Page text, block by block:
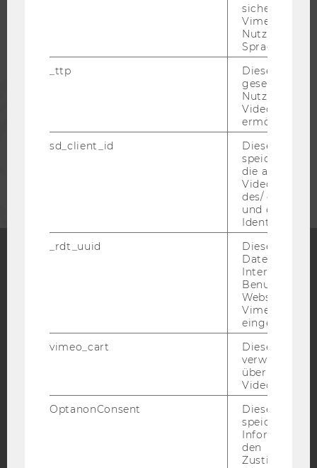
Blog
YouTube NewsletterBluesky
BARRIEREFREIHEITSERKLÄRUNG WEBSEITE
Vimeo in der
Nutzer
Sprache
_ttp
Dieser
gesetzt, um
Nutzung des
Videoplayers
ermöglichen
sd_client_id
Dieses Cookie
speichert
die aktuellen
des/ der
und einen
_rdt_uuid
Dieses
Daten über
Interaktionen
Websites, auf
Vimeo-Video
eingebettet
vimeo_cart
Dieses
verwendet,
überprüfen,
Video
OptanonConsent
Dieses Cookie
speichert
den